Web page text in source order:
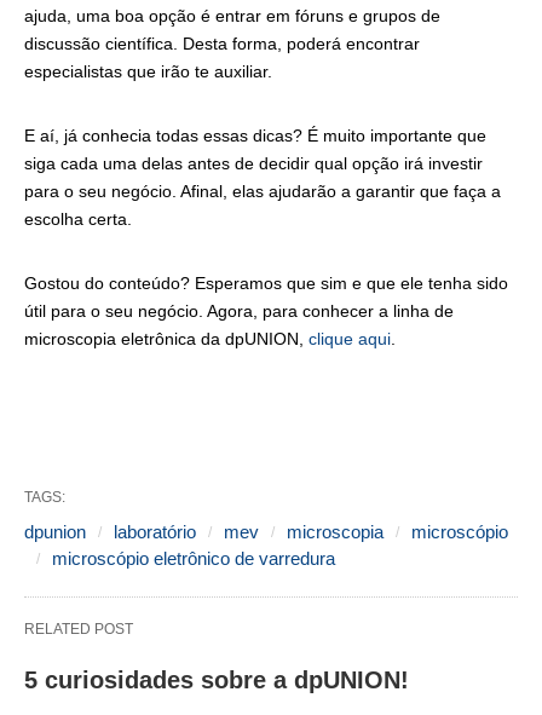
ajuda, uma boa opção é entrar em fóruns e grupos de
discussão científica. Desta forma, poderá encontrar
especialistas que irão te auxiliar.
E aí, já conhecia todas essas dicas? É muito importante que
siga cada uma delas antes de decidir qual opção irá investir
para o seu negócio. Afinal, elas ajudarão a garantir que faça a
escolha certa.
Gostou do conteúdo? Esperamos que sim e que ele tenha sido
útil para o seu negócio. Agora, para conhecer a linha de
microscopia eletrônica da dpUNION, clique aqui.
TAGS:
dpunion laboratório mev microscopia
microscópio
microscópio eletrônico de varredura
RELATED POST
5 curiosidades sobre a dpUNION!